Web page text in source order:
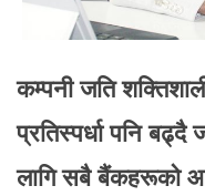
कम्पनी जति
प्रतिस्पर्धा पनि बढ्दै
लागि सबै बैंकहरूको